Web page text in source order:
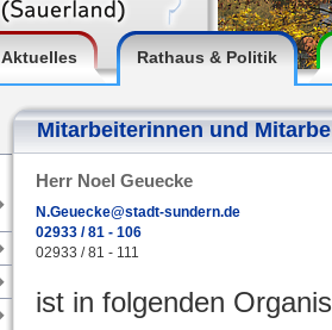
Aktuelles Rathaus & Politik
Mitarbeiterinnen und
Herr Noel Geuecke
N.Geuecke@stadt-sundern.de
02933 / 81 - 106
02933 / 81 - 111
ist in folgenden